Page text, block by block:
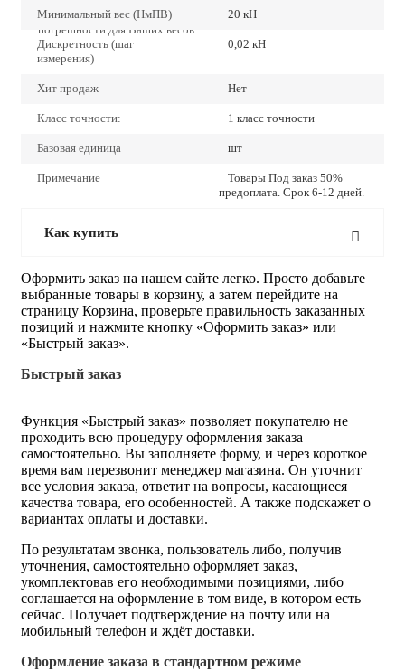
наиболее низкие значения
погрешности для Ваших весов.
Минимальный вес (НмПВ) 20 кН
Дискретность (шаг
измерения)
0,02 кН
Хит продаж Нет
Класс точности: 1 класс точности
Базовая единица шт
Примечание
Товары Под заказ 50%
предоплата. Срок 6-12 дней.
Как купить
Оформить заказ на нашем сайте легко. Просто добавьте
выбранные товары в корзину, а затем перейдите на
страницу Корзина, проверьте правильность заказанных
позиций и нажмите кнопку «Оформить заказ» или
«Быстрый заказ».
Быстрый заказ
Функция «Быстрый заказ» позволяет покупателю не
проходить всю процедуру оформления заказа
самостоятельно. Вы заполняете форму, и через короткое
время вам перезвонит менеджер магазина. Он уточнит
все условия заказа, ответит на вопросы, касающиеся
качества товара, его особенностей. А также подскажет о
вариантах оплаты и доставки.
По результатам звонка, пользователь либо, получив
уточнения, самостоятельно оформляет заказ,
укомплектовав его необходимыми позициями, либо
соглашается на оформление в том виде, в котором есть
сейчас. Получает подтверждение на почту или на
мобильный телефон и ждёт доставки.
Оформление заказа в стандартном режиме